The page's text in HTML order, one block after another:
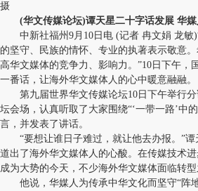
摄
(华文传媒论坛)谭天星二十字话发展 华
中新社福州9月10日电 (记者 冉文娟 龙敏
的坚守、民族的情怀、专业的执著表示敬意
高华文媒体的竞争力、影响力。”10日下午，
一番话，让海外华文媒体人的心中暖意融融。
第九届世界华文传媒论坛10日下午举行分
坛会场，认真听取了大家围绕“‘一带一路’中
言，并发表了讲话。
“要想让谁日子难过，就让他去办报。”谭
道出了海外华文媒体人的心酸。在传媒技术
成为大势的今天，不少海外华文媒体面临转型
他说，华媒人为传承中华文化而坚守“阵